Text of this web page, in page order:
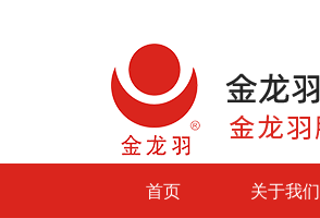
首页 关于我们